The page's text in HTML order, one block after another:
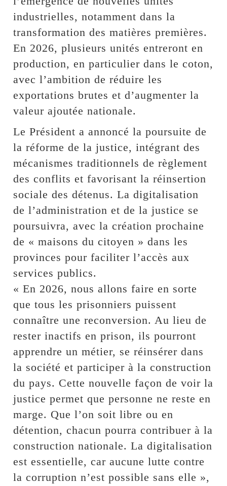
industrielles, notamment dans la
transformation des matières premières.
En 2026, plusieurs unités entreront en
production, en particulier dans le coton,
avec l’ambition de réduire les
exportations brutes et d’augmenter la
valeur ajoutée nationale.
Le Président a annoncé la poursuite de
la réforme de la justice, intégrant des
mécanismes traditionnels de règlement
des conflits et favorisant la réinsertion
sociale des détenus. La digitalisation
de l’administration et de la justice se
poursuivra, avec la création prochaine
de « maisons du citoyen » dans les
provinces pour faciliter l’accès aux
services publics.
« En 2026, nous allons faire en sorte
que tous les prisonniers puissent
connaître une reconversion. Au lieu de
rester inactifs en prison, ils pourront
apprendre un métier, se réinsérer dans
la société et participer à la construction
du pays. Cette nouvelle façon de voir la
justice permet que personne ne reste en
marge. Que l’on soit libre ou en
détention, chacun pourra contribuer à la
construction nationale. La digitalisation
est essentielle, car aucune lutte contre
la corruption n’est possible sans elle »,